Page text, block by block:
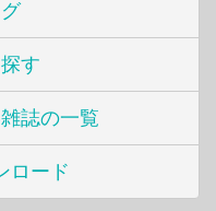
す
誌の一覧
ロード